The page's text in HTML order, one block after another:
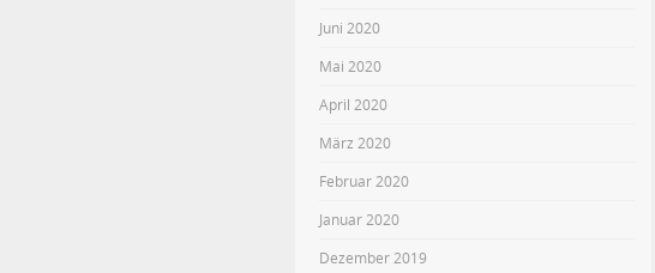
Juni 2020
Mai 2020
April 2020
März 2020
Februar 2020
Januar 2020
Dezember 2019